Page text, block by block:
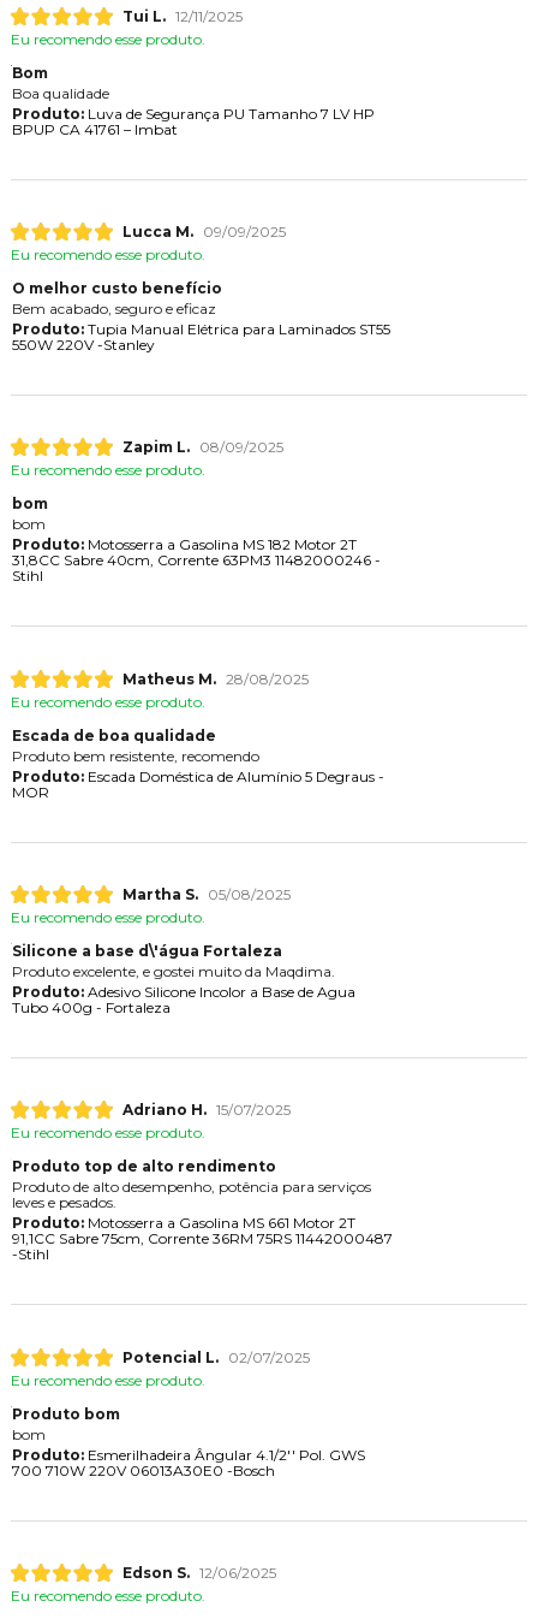
Tui L. 12/11/2025
Eu recomendo esse produto.
Bom
Boa qualidade
Produto:Luva de Segurança PU Tamanho 7 LV HP
BPUP CA 41761 – Imbat
Lucca M.
09/09/2025
Eu recomendo esse produto.
O melhor custo benefício
Bem acabado, seguro e eficaz
Produto:Tupia Manual Elétrica para Laminados ST55
550W 220V -Stanley
Zapim L.
08/09/2025
Eu recomendo esse produto.
bom
bom
Produto:Motosserra a Gasolina MS 182 Motor 2T
31,8CC Sabre 40cm, Corrente 63PM3 11482000246 -
Stihl
Matheus M. 28/08/2025
Eu recomendo esse produto.
Escada de boa qualidade
Produto bem resistente, recomendo
Produto:Escada Doméstica de Alumínio 5 Degraus -
MOR
Martha S.
05/08/2025
Eu recomendo esse produto.
Silicone a base d\'água Fortaleza
Produto excelente, e gostei muito da Maqdima.
Produto:Adesivo Silicone Incolor a Base de Agua
Tubo 400g - Fortaleza
Adriano H. 15/07/2025
Eu recomendo esse produto.
Produto top de alto rendimento
Produto de alto desempenho, potência para serviços
leves e pesados.
Produto:Motosserra a Gasolina MS 661 Motor 2T
91,1CC Sabre 75cm, Corrente 36RM 75RS 11442000487
-Stihl
Potencial L.
02/07/2025
Eu recomendo esse produto.
Produto bom
bom
Produto:Esmerilhadeira Ângular 4.1/2'' Pol. GWS
700 710W 220V 06013A30E0 -Bosch
Edson S. 12/06/2025
Eu recomendo esse produto.